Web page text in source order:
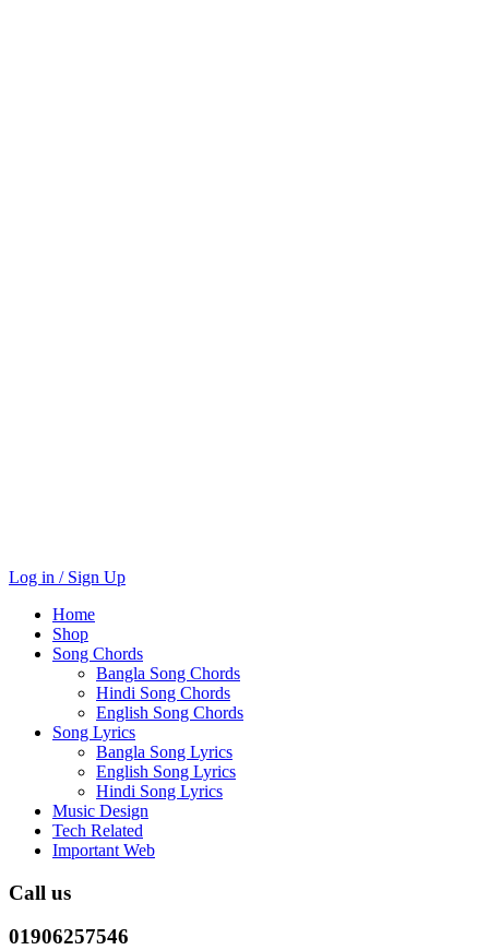
Log in / Sign Up
Home
Shop
Song Chords
Bangla Song Chords
Hindi Song Chords
English Song Chords
Song Lyrics
Bangla Song Lyrics
English Song Lyrics
Hindi Song Lyrics
Music Design
Tech Related
Important Web
Call us
01906257546